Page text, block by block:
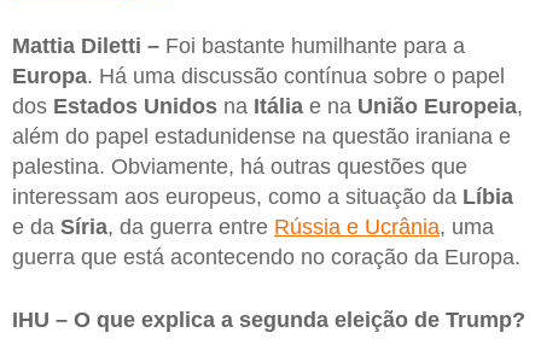
Mattia Diletti – Foi bastante humilhante para a
Europa. Há uma discussão contínua sobre o papel
dos Estados Unidos na Itália e na União Europeia,
além do papel estadunidense na questão iraniana e
palestina. Obviamente, há outras questões que
interessam aos europeus, como a situação da Líbia
e da Síria, da guerra entre Rússia e Ucrânia, uma
guerra que está acontecendo no coração da Europa.
IHU – O que explica a segunda eleição de Trump?